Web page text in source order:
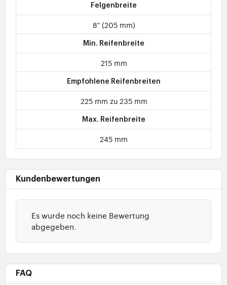
Felgenbreite
8" (205 mm)
Min. Reifenbreite
215 mm
Empfohlene Reifenbreiten
225 mm zu 235 mm
Max. Reifenbreite
245 mm
Kundenbewertungen
Es wurde noch keine Bewertung
abgegeben.
FAQ